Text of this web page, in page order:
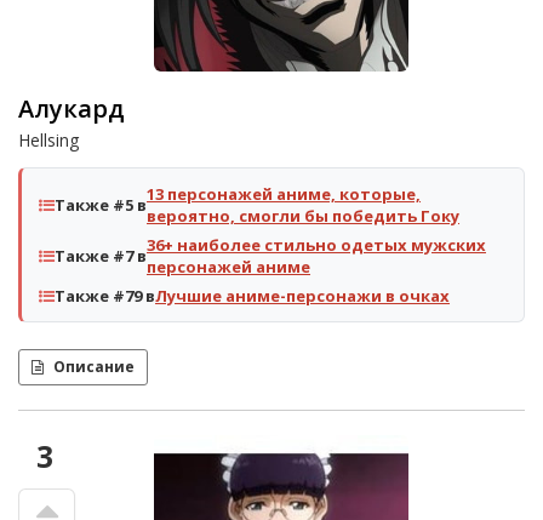
Алукард
Hellsing
Также #5 в13 персонажей аниме, которые,
вероятно, смогли бы победить Гоку
Также #7 в36+ наиболее стильно одетых мужских
персонажей аниме
Также #79 вЛучшие аниме-персонажи в очках
Описание
3